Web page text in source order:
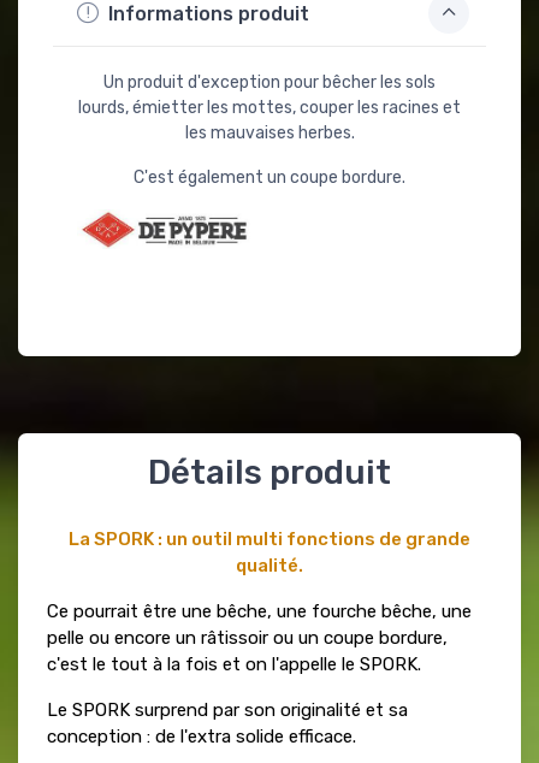
Informations produit
Un produit d'exception pour bêcher les sols
lourds, émietter les mottes, couper les racines et
les mauvaises herbes.
C'est également un coupe bordure.
Détails produit
La SPORK : un outil multi fonctions de grande
qualité.
Ce pourrait être une bêche, une fourche bêche, une
pelle ou encore un râtissoir ou un coupe bordure,
c'est le tout à la fois et on l'appelle le SPORK.
Le SPORK surprend par son originalité et sa
conception : de l'extra solide efficace.